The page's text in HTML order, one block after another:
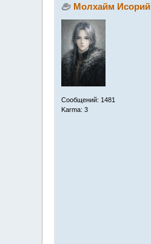
Молхайм Исорий
Сообщений: 1481
Karma: 3